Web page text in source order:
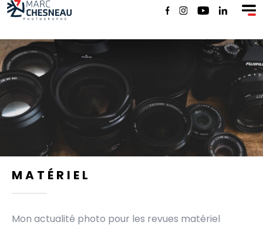
MATÉRIEL
Mon actualité photo pour les revues matériel